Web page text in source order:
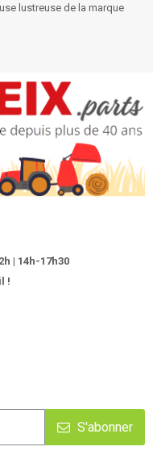
lustreuse de la marque
| 14h-17h30
!
S'abonner